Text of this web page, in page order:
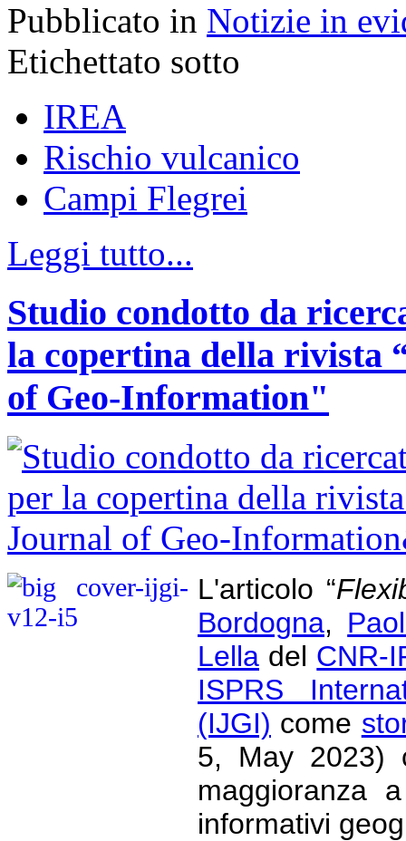
Pubblicato in Notizie in
Etichettato sotto
IREA
Rischio vulcanico
Campi Flegrei
Leggi tutto...
Studio condotto da
la copertina della rivista
of Geo-Information"
L'articolo “
Bordogna,
Lella del CNR-
ISPRS
(IJGI) come
5, May 2023)
maggioranza
informativi